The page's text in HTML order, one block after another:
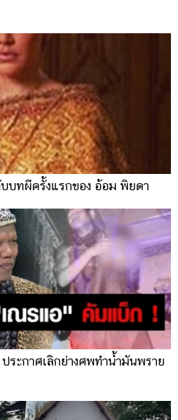
บทผีครั้งแรกของ อ้อม พิยดา
ะกาศเลิกย่างศพทำน้ำมันพราย